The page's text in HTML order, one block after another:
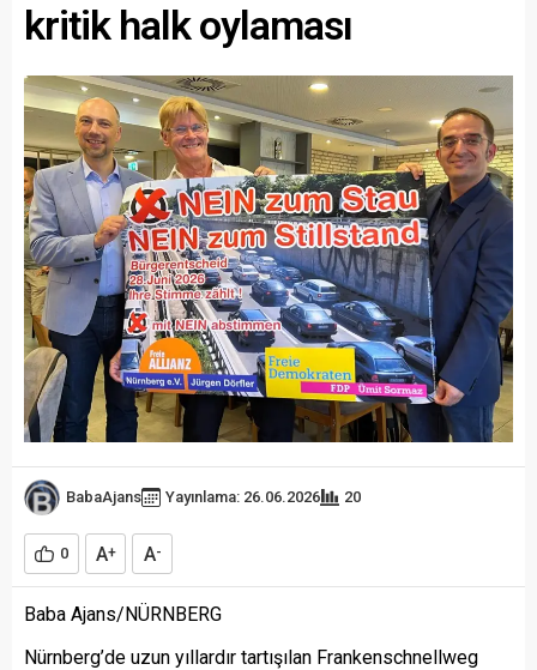
kritik halk oylaması
BabaAjans Yayınlama: 26.06.2026 20
0 A+ A-
Baba Ajans/NÜRNBERG
Nürnberg’de uzun yıllardır tartışılan Frankenschnellweg